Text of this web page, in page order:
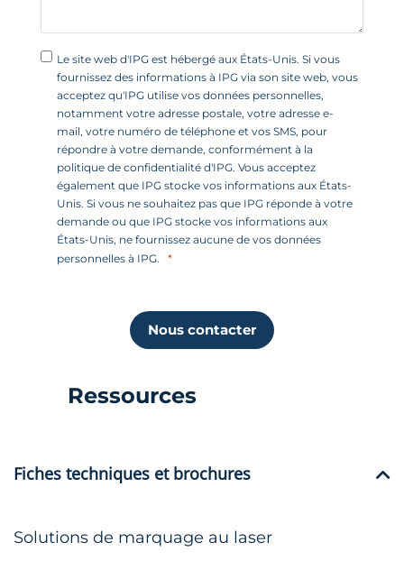
Le site web d'IPG est hébergé aux États-Unis. Si vous
fournissez des informations à IPG via son site web, vous
acceptez qu'IPG utilise vos données personnelles,
notamment votre adresse postale, votre adresse e-
mail, votre numéro de téléphone et vos SMS, pour
répondre à votre demande, conformément à la
politique de confidentialité d'IPG. Vous acceptez
également que IPG stocke vos informations aux États-
Unis. Si vous ne souhaitez pas que IPG réponde à votre
demande ou que IPG stocke vos informations aux
États-Unis, ne fournissez aucune de vos données
personnelles à IPG.
Nous contacter
Ressources
Fiches techniques et brochures
Solutions de marquage au laser